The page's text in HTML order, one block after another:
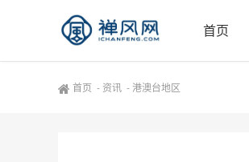
首页
首页 - 资讯 -港澳台地区